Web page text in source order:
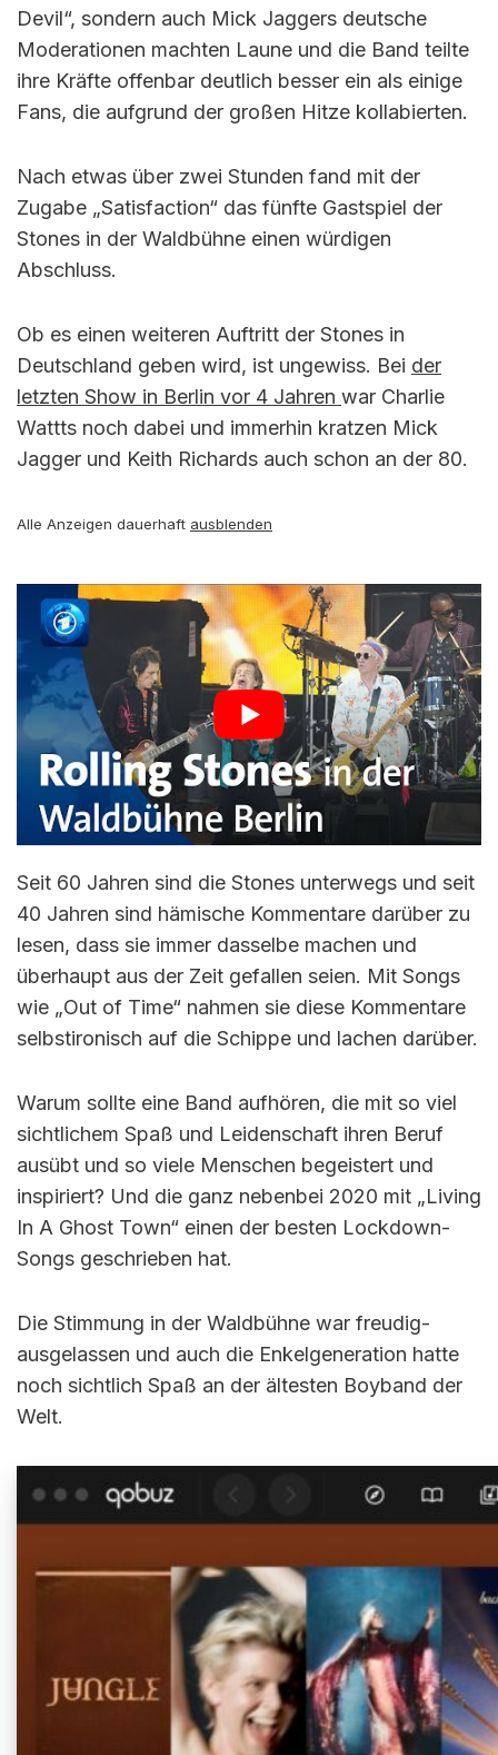
Devil“, sondern auch Mick Jaggers deutsche
Moderationen machten Laune und die Band teilte
ihre Kräfte offenbar deutlich besser ein als einige
Fans, die aufgrund der großen Hitze kollabierten.
Nach etwas über zwei Stunden fand mit der
Zugabe „Satisfaction“ das fünfte Gastspiel der
Stones in der Waldbühne einen würdigen
Abschluss.
Ob es einen weiteren Auftritt der Stones in
Deutschland geben wird, ist ungewiss. Bei der
letzten Show in Berlin vor 4 Jahren war Charlie
Wattts noch dabei und immerhin kratzen Mick
Jagger und Keith Richards auch schon an der 80.
Alle Anzeigen dauerhaft ausblenden
Seit 60 Jahren sind die Stones unterwegs und seit
40 Jahren sind hämische Kommentare darüber zu
lesen, dass sie immer dasselbe machen und
überhaupt aus der Zeit gefallen seien. Mit Songs
wie „Out of Time“ nahmen sie diese Kommentare
selbstironisch auf die Schippe und lachen darüber.
Warum sollte eine Band aufhören, die mit so viel
sichtlichem Spaß und Leidenschaft ihren Beruf
ausübt und so viele Menschen begeistert und
inspiriert? Und die ganz nebenbei 2020 mit „Living
In A Ghost Town“ einen der besten Lockdown-
Songs geschrieben hat.
Die Stimmung in der Waldbühne war freudig-
ausgelassen und auch die Enkelgeneration hatte
noch sichtlich Spaß an der ältesten Boyband der
Welt.